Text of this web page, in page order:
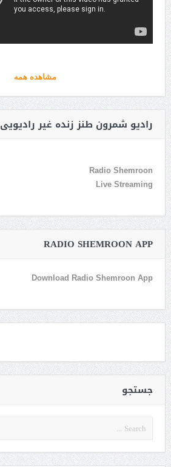
مشاهده همه
رادیو شمرون طنز زنده غیر رادیویی
Radio Shemroon
Live Streaming
RADIO SHEMROON APP
Download Radio Shemroon App
جستجو